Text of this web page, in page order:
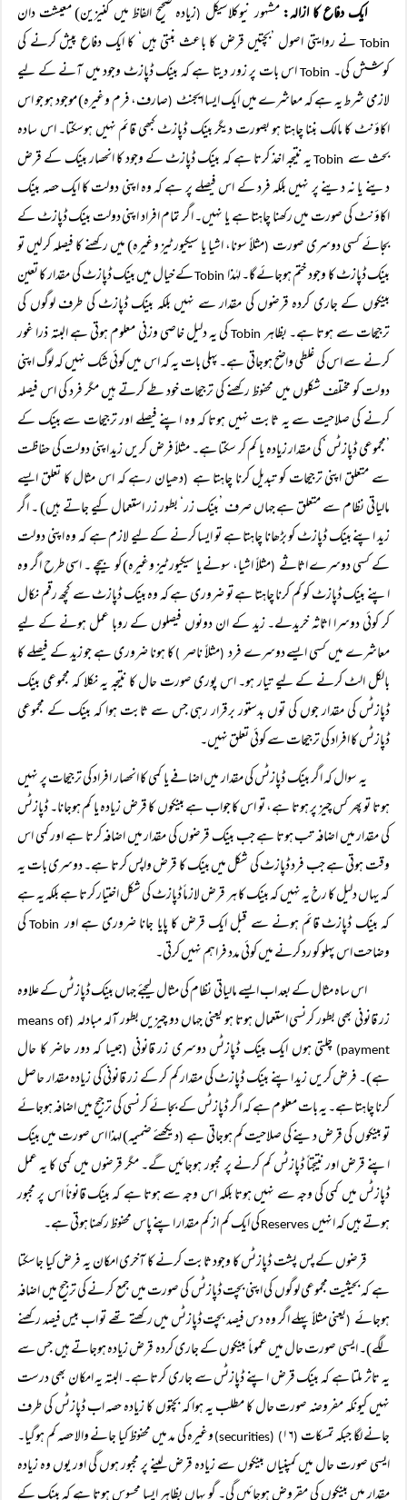
ایک دفاع کا ازالہ:مشہور نیوکلاسیکل (زیادہ صحیح الفاظ میں کنیزین) معیشت دان
Tobin نے روایتی اصول ’بچتیں قرض کا باعث بنتی ہیں‘ کا ایک دفاع پیش کرنے کی
کوشش کی۔
اس بات پر زور دیتا ہے کہ بینک ڈپازٹ وجود میں آنے کے لیے
لازمی شرط یہ ہے کہ معاشرے میں ایک ایسا ایجنٹ (صارف، فرم وغیرہ) موجود ہو جو اس
اکاؤنٹ کا مالک بننا چاہتا ہو بصورت دیگر بینک ڈپازٹ کبھی قائم نہیں ہوسکتا۔ اس سادہ
بحث سے
یہ نتیجہ اخذ کرتا ہے کہ بینک ڈپازٹ کے وجود کا انحصار بینک کے قرض
دینے یا نہ دینے پر نہیں بلکہ فرد کے اس فیصلے پر ہے کہ وہ اپنی دولت کا ایک حصہ بینک
اکاؤنٹ کی صورت میں رکھنا چاہتا ہے یا نہیں۔ اگر تمام افراد اپنی دولت بینک ڈپازٹ کے
بجائے کسی دوسری صورت (مثلاً سونا، اشیا یا سیکیورٹیز وغیرہ) میں رکھنے کا فیصلہ کرلیں تو
بینک ڈپازٹ کا وجود ختم ہوجائے گا۔ لہٰذا
کے خیال میں بینک ڈپازٹ کی مقدار کا تعین
بینکوں کے جاری کردہ قرضوں کی مقدار سے نہیں بلکہ بینک ڈپازٹ کی طرف لوگوں کی
ترجیحات سے ہوتا ہے۔ بظاہر
کی یہ دلیل خاصی وزنی معلوم ہوتی ہے البتہ ذرا غور
کرنے سے اس کی غلطی واضح ہوجاتی ہے۔ پہلی بات یہ کہ اس میں کوئی شک نہیں کہ لوگ اپنی
دولت کو مختلف شکلوں میں محفوظ رکھنے کی ترجیحات خود طے کرتے ہیں مگر فرد کی اس فیصلہ
کرنے کی صلاحیت سے یہ ثابت نہیں ہوتا کہ وہ اپنے فیصلے اور ترجیحات سے بینک کے
’مجموعی ڈپازٹس‘ کی مقدار زیادہ یا کم کر سکتا ہے۔ مثلاً فرض کریں زید اپنی دولت کی حفاظت
سے متعلق اپنی ترجیحات کو تبدیل کرنا چاہتا ہے (دھیان رہے کہ اس مثال کا تعلق ایسے
مالیاتی نظام سے متعلق ہے جہاں صرف ’بینک زر‘ بطور زر استعمال کیے جاتے ہیں) ۔ اگر
زید اپنے بینک ڈپازٹ کو بڑھانا چاہتا ہے تو ایسا کرنے کے لیے لازم ہے کہ وہ اپنی دولت
کے کسی دوسرے اثاثے (مثلاً اشیا، سونے یا سیکیورٹیز وغیرہ) کو بیچے ۔ اسی طرح اگر وہ
اپنے بینک ڈپازٹ کو کم کرنا چاہتا ہے تو ضروری ہے کہ وہ بینک ڈپازٹ سے کچھ رقم نکال
کر کوئی دوسرا اثاثہ خریدلے۔ زید کے ان دونوں فیصلوں کے روبا عمل ہونے کے لیے
معاشرے میں کسی ایسے دوسرے فرد(مثلاً ناصر )کا ہونا ضروری ہے جو زید کے فیصلے کا
بالکل الٹ کرنے کے لیے تیار ہو۔ اس پوری صورت حال کا نتیجہ یہ نکلا کہ مجموعی بینک
ڈپازٹس کی مقدار جوں کی توں بدستور برقرار رہی جس سے ثابت ہوا کہ بینک کے مجموعی
ڈپازٹس کا افراد کی ترجیحات سے کوئی تعلق نہیں۔
یہ سوال کہ اگر بینک ڈپازٹس کی مقدار میں اضافے یا کمی کا انحصار افراد کی ترجیحات پر نہیں
ہوتا تو پھر کس چیز پر ہوتا ہے، تو اس کا جواب ہے بینکوں کا قرض زیادہ یا کم ہوجانا۔ ڈپازٹس
کی مقدار میں اضافہ تب ہوتا ہے جب بینک قرضوں کی مقدار میں اضافہ کرتا ہے اور کمی اس
وقت ہوتی ہے جب فرد ڈپازٹ کی شکل میں بینک کا قرض واپس کرتا ہے۔ دوسری بات یہ
کہ یہاں دلیل کا رخ یہ نہیں کہ بینک کا ہر قرض لازماً ڈپازٹ کی شکل اختیار کرتا ہے بلکہ یہ ہے
کہ بینک ڈپازٹ قائم ہونے سے قبل ایک قرض کا پایا جانا ضروری ہے اورTobin
کی
وضاحت اس پہلو کو رد کرنے میں کوئی مدد فراہم نہیں کرتی۔
اس ساہ مثال کے بعد اب ایسے مالیاتی نظام کی مثال لیجئے جہاں بینک ڈپازٹس کے علاوہ
زر قانونی بھی بطور کرنسی استعمال ہوتا ہو یعنی جہاں دو چیزیں بطور آلہ مبادلہ (means of
payment)
چلتی ہوں ایک بینک ڈپازٹس دوسری زر قانونی(جیسا کہ دور حاضر کا حال
ہے)۔ فرض کریں زید اپنے بینک ڈپازٹ کی مقدار کم کر کے زر قانونی کی زیادہ مقدار حاصل
کرنا چاہتا ہے۔ یہ بات معلوم ہے کہ اگر ڈپازٹس کے بجائے کرنسی کی ترجیح میں اضافہ ہوجائے
تو بینکوں کی قرض دینے کی صلاحیت کم ہوجاتی ہے (دیکھئے ضمیمہ) لہذا اس صورت میں بینک
اپنے قرض اور نتیجتاً ڈپازٹس کم کرنے پر مجبور ہوجائیں گے۔ مگر قرضوں میں کمی کا یہ عمل
ڈپازٹس میں کمی کی وجہ سے نہیں ہوتا بلکہ اس وجہ سے ہوتا ہے کہ بینک قانوناً اس پر مجبور
ہوتے ہیں کہ انہیں Reserves
کی ایک کم از کم مقدار اپنے پاس محفوظ رکھنا ہوتی ہے۔
قرضوں کے پس پشت ڈپازٹس کا وجود ثابت کرنے کا آخری امکان یہ فرض کیا جاسکتا
ہے کہ بحیثیت مجموعی لوگوں کی اپنی بچت ڈپازٹس کی صورت میں جمع کرنے کی ترجیح میں اضافہ
ہوجائے (یعنی مثلاً پہلے اگر وہ دس فیصد بچت ڈپازٹس میں رکھتے تھے تو اب بیس فیصد رکھنے
لگے)۔ ایسی صورت حال میں عموماً بینکوں کے جاری کردہ قرض زیادہ ہوجاتے ہیں جس سے
یہ تاثر ملتا ہے کہ بینک قرض اپنے ڈپازٹس سے جاری کرتا ہے۔ البتہ یہ امکان بھی درست
نہیں کیونکہ مفروضہ صورت حال کا مطلب یہ ہوا کہ بچتوں کا زیادہ حصہ اب ڈپازٹس کی طرف
جانے لگا جبکہ تمسکات (۱۶) (securities)
وغیرہ کی مد میں محفوظ کیا جانے والا حصہ کم ہوگیا۔
ایسی صورت حال میں کمپنیاں بینکوں سے زیادہ قرض لینے پر مجبور ہوں گی اور یوں وہ زیادہ